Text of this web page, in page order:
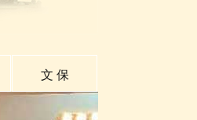
文 保